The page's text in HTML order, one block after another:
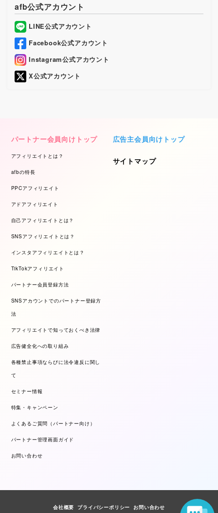
afb公式アカウント
LINE公式アカウント
Facebook公式アカウント
Instagram公式アカウント
X公式アカウント
パートナー会員向けトップ
アフィリエイトとは？
afbの特長
PPCアフィリエイト
アドアフィリエイト
自己アフィリエイトとは？
SNSアフィリエイトとは？
インスタアフィリエイトとは？
TikTokアフィリエイト
パートナー会員登録方法
SNSアカウントでのパートナー登録方
法
アフィリエイトで知っておくべき法律
広告健全化への取り組み
各種禁止事項ならびに法令違反に関し
て
セミナー情報
特集・キャンペーン
よくあるご質問（パートナー向け）
パートナー管理画面ガイド
お問い合わせ
広告主会員向けトップ
サイトマップ
会社概要 プライバシーポリシー お問い合わせ